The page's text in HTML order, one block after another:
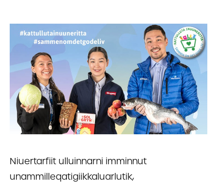
Niuertarfiit ulluinnarni imminnut
unammilleqatigiikkaluarlutik,